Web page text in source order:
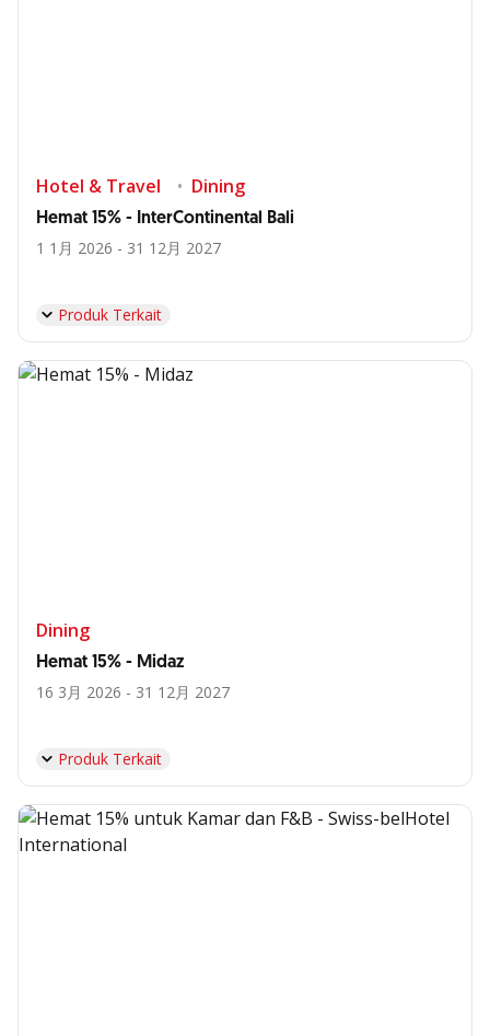
Hotel & Travel Dining
Hemat 15% - InterContinental Bali
1 1月 2026 - 31 12月 2027
Produk Terkait
Dining
Hemat 15% - Midaz
16 3月 2026 - 31 12月 2027
Produk Terkait